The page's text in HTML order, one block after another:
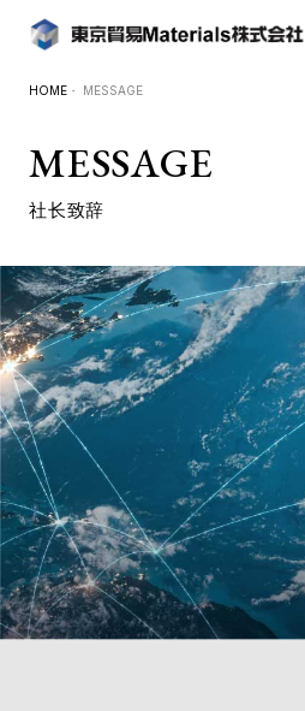
HOME・ MESSAGE
MESSAGE
社长致辞